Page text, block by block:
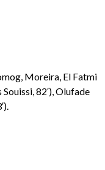
Moreira, El Fatmi
82′), Olufade